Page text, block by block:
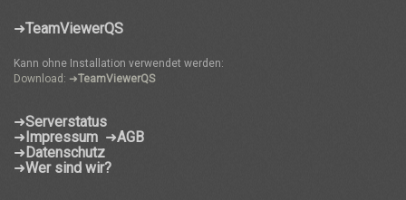
➜TeamViewerQS
Kann ohne Installation verwendet werden:
Download: ➜TeamViewerQS
➜Serverstatus
➜Impressum ➜AGB
➜ Datenschutz
➜Wer sind wir?